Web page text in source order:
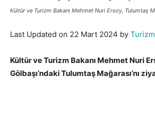
Kültür ve Turizm Bakanı Mehmet Nuri Ersoy, Tulumtaş
Last Updated on 22 Mart 2024 by
Kültür ve Turizm Bakanı Mehmet Nuri
Gölbaşı’ndaki Tulumtaş Mağarası’nı